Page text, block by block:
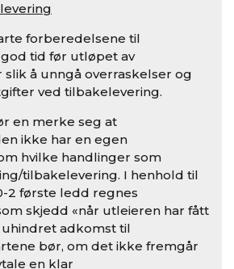
forberedelsene til
tid før utløpet av
å unngå overraskelser og
ved tilbakelevering.
en merke seg at
ikke har en egen
hvilke handlinger som
tilbakelevering. I henhold til
2 første ledd regnes
skjedd «når utleieren har fått
adkomst til
bør, om det ikke fremgår
en klar